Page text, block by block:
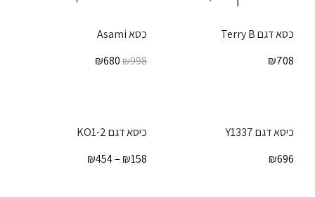
כסא דגם Terry B
₪708
כסא Asami
₪998
₪680
כיסא דגם Y1337
₪696
כיסא דגם KO1-2
₪158
–
₪454